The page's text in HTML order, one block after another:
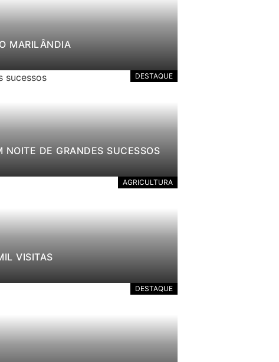
MARILÂNDIA
DESTAQUE
DE GRANDES SUCESSOS
AGRICULTURA
VISITAS
DESTAQUE